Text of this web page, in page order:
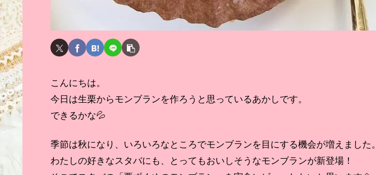
こんにちは。
今日は生栗からモンブランを作ろうと思っているあかしです。
できるかな💦
季節は秋になり、いろいろなところでモンブランを目にする機会が増えました。
わたしの好きなスタバにも、とってもおいしそうなモンブランが新登場！